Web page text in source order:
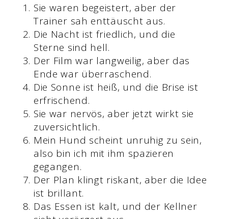
Sie waren begeistert, aber der
Trainer sah enttäuscht aus.
Die Nacht ist friedlich, und die
Sterne sind hell.
Der Film war langweilig, aber das
Ende war überraschend.
Die Sonne ist heiß, und die Brise ist
erfrischend.
Sie war nervös, aber jetzt wirkt sie
zuversichtlich.
Mein Hund scheint unruhig zu sein,
also bin ich mit ihm spazieren
gegangen.
Der Plan klingt riskant, aber die Idee
ist brillant.
Das Essen ist kalt, und der Kellner